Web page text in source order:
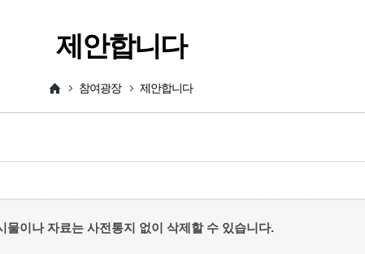
제안합니다
참여광장 제안합니다
이나 자료는 사전통지 없이 삭제할 수 있습니다.